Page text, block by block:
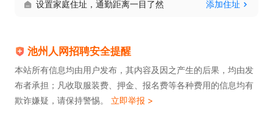
F镀膜工艺、光学检测基本原理，有光学实验室、镜
片品质检测相关工作经验者优先。
3. 能熟练操作各类实验室检测设备，看懂测试数据、
设置家庭住址，通勤距离一目了然 添加住址
池州人网招聘安全提醒
本站所有信息均由用户发布，其内容及因之产生的后果，均由发
布者承担；凡收取服装费、押金、报名费等各种费用的信息均有
欺诈嫌疑，请保持警惕。 立即举报 >